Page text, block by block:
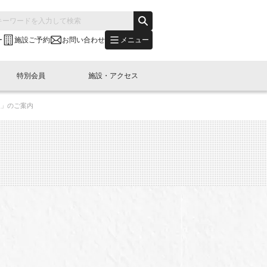
施設ご予約 お問い合わせ メニュー
別会員開催
展・参加
"LINK-BioBAY TOKYO"？
(News Letter)
コラム
ュース・事業紹介
ベント
LINK-J WEST
容
本橋エリアについて
特別会員
し込み
施設・アクセス
予約
のご案内